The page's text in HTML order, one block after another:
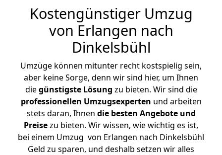
Kostengünstiger Umzug
von Erlangen nach
Dinkelsbühl
Umzüge können mitunter recht kostspielig sein,
aber keine Sorge, denn wir sind hier, um Ihnen
diegünstigste Lösung zu bieten. Wir sind die
professionellen Umzugsexperten und arbeiten
stets daran, Ihnen die besten Angebote und
Preisezu bieten. Wir wissen, wie wichtig es ist,
bei einem Umzug von Erlangen nach Dinkelsbühl
Geld zu sparen, und deshalb setzen wir alles